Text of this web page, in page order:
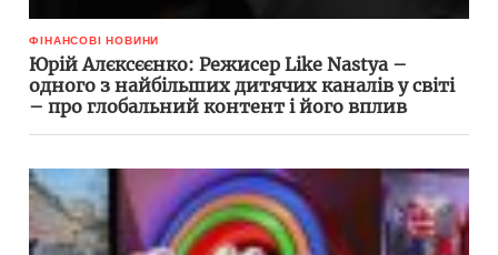
ФІНАНСОВІ НОВИНИ
Юрій Алєксєєнко: Режисер Like Nastya –
одного з найбільших дитячих каналів у світі
– про глобальний контент і його вплив